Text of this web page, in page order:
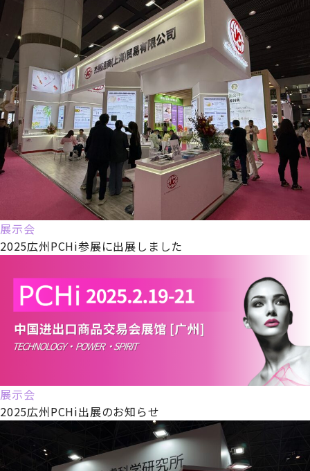
展示会
2025広州PCHi参展に出展しました
展示会
2025広州PCHi出展のお知らせ